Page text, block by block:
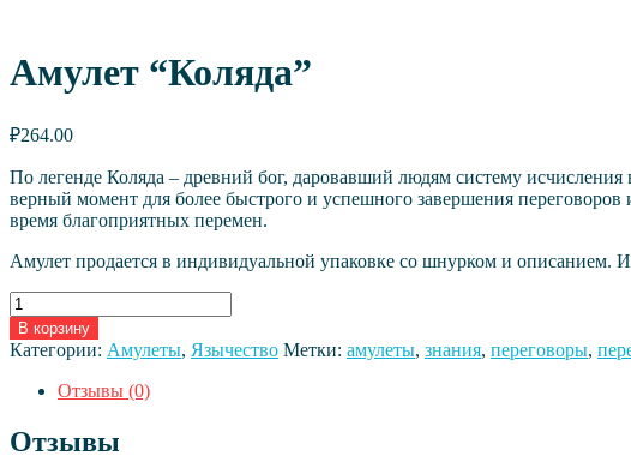
Амулет “Коляда”
₽264.00
По легенде Коляда – древний бог, даровавший людям систему
верный момент для более быстрого и успешного завершения
время благоприятных перемен.
Амулет продается в индивидуальной упаковке со шнурком и описанием.
Количество
товара
Амулет
"Коляда"
В корзину
Категории: Амулеты, Язычество Метки: амулеты, знания, переговоры,
Отзывы (0)
Отзывы